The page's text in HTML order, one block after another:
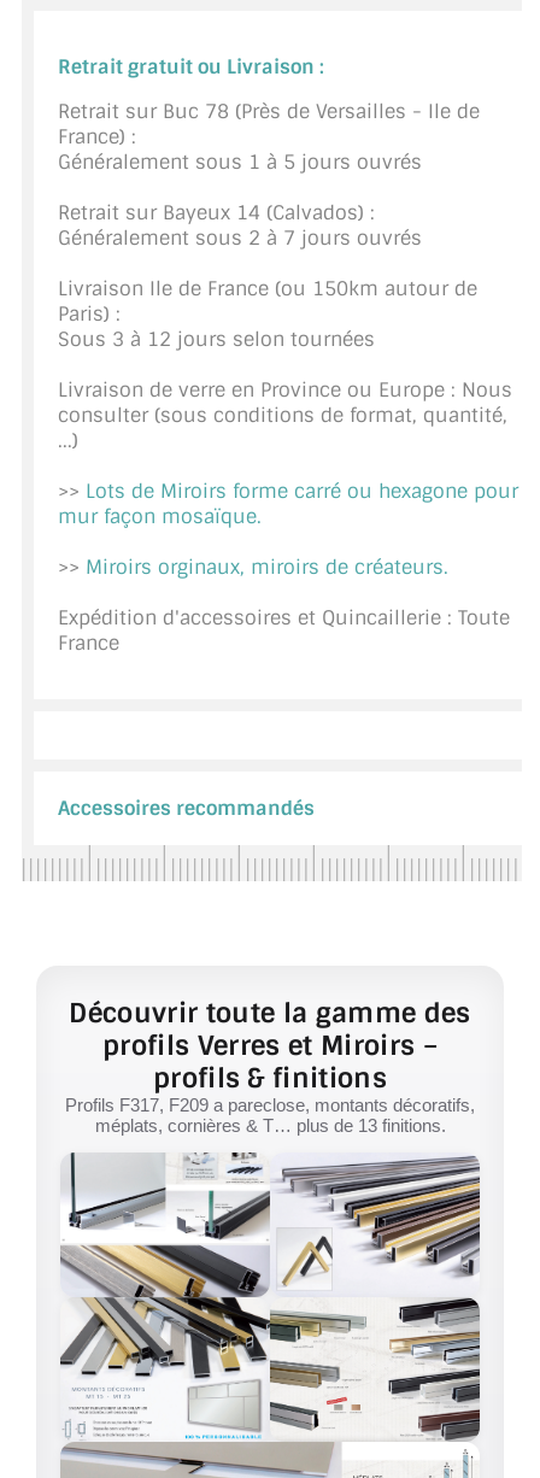
JOINTS D'ÉTANCHÉITÉS
FIXATION GARDES CORPS
SYSTÈMES PIVOTANTS
SYSTÈMES COULISSANTS
LE CATALOGUE ACCESSOIRES
(STROMBINOSCOPE)
ACCESSOIRES EN PROMOTIONS
EXEMPLES, RÉALISATIONS, INSPIRATIONS
COMMENT COUPER DU VERRE ?
CONSEILS / AIDE
A PROPOS DE LA LIVRAISON
NOUS TROUVER - BUC 78
Retrait gratuit ou Livraison :
Retrait sur Buc 78 (Près de Versailles - Ile de
France) :
Généralement sous 1 à 5 jours ouvrés
Retrait sur Bayeux 14 (Calvados) :
Généralement sous 2 à 7 jours ouvrés
Livraison Ile de France (ou 150km autour de
Paris) :
Sous 3 à 12 jours selon tournées
Livraison de verre en Province ou Europe : Nous
consulter (sous conditions de format, quantité,
...)
>> Lots de Miroirs forme carré ou hexagone pour
mur façon mosaïque.
>> Miroirs orginaux, miroirs de créateurs.
Expédition d'accessoires et Quincaillerie : Toute
France
Accessoires recommandés
Découvrir toute la gamme des
profils Verres et Miroirs –
profils & finitions
Profils F317, F209 a pareclose, montants décoratifs,
méplats, cornières & T… plus de 13 finitions.